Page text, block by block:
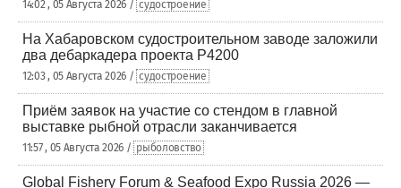
14:02 , 05 Августа 2026 / судостроение
На Хабаровском судостроительном заводе заложили
два дебаркадера проекта Р4200
12:03 , 05 Августа 2026 / судостроение
Приём заявок на участие со стендом в главной
выставке рыбной отрасли заканчивается
11:57 , 05 Августа 2026 / рыболовство
Global Fishery Forum & Seafood Expo Russia 2026 —